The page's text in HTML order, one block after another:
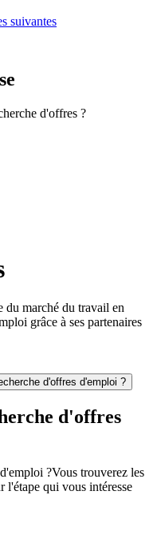
suivantes
d'offres ?
du marché du travail en
grâce à ses partenaires
d'offres d'emploi ?
d'offres
?Vous trouverez les
l'étape qui vous intéresse